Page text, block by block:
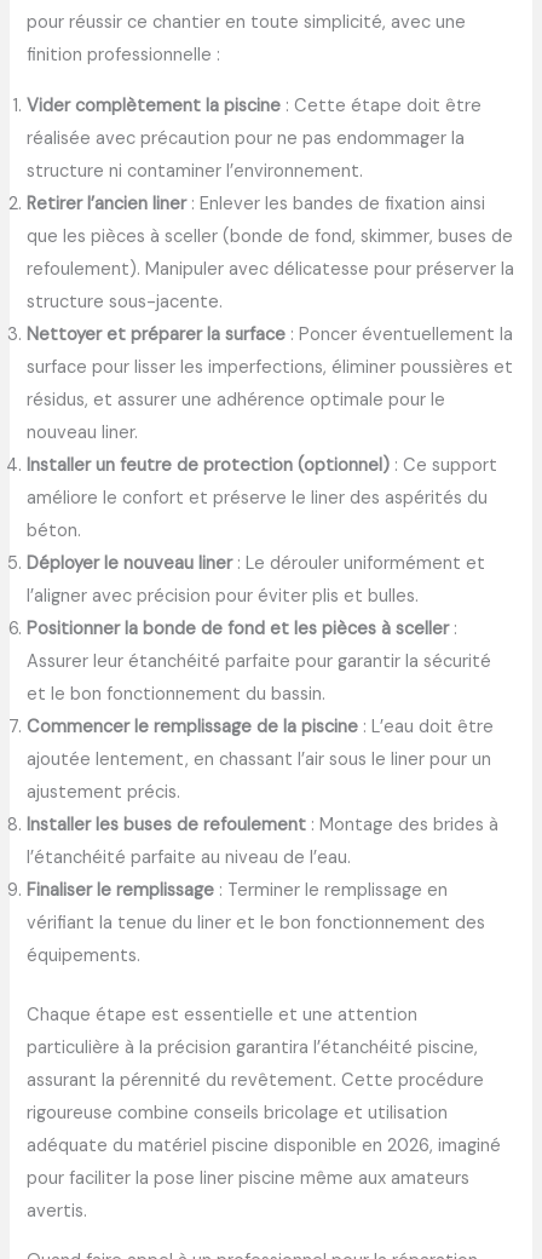
pour réussir ce chantier en toute simplicité, avec une
finition professionnelle :
Vider complètement la piscine : Cette étape doit être
réalisée avec précaution pour ne pas endommager la
structure ni contaminer l’environnement.
Retirer l’ancien liner: Enlever les bandes de fixation ainsi
que les pièces à sceller (bonde de fond, skimmer, buses de
refoulement). Manipuler avec délicatesse pour préserver la
structure sous-jacente.
Nettoyer et préparer la surface : Poncer éventuellement la
surface pour lisser les imperfections, éliminer poussières et
résidus, et assurer une adhérence optimale pour le
nouveau liner.
Installer un feutre de protection (optionnel) : Ce support
améliore le confort et préserve le liner des aspérités du
béton.
Déployer le nouveau liner: Le dérouler uniformément et
l’aligner avec précision pour éviter plis et bulles.
Positionner la bonde de fond et les pièces à sceller:
Assurer leur étanchéité parfaite pour garantir la sécurité
et le bon fonctionnement du bassin.
Commencer le remplissage de la piscine : L’eau doit être
ajoutée lentement, en chassant l’air sous le liner pour un
ajustement précis.
Installer les buses de refoulement : Montage des brides à
l’étanchéité parfaite au niveau de l’eau.
Finaliser le remplissage : Terminer le remplissage en
vérifiant la tenue du liner et le bon fonctionnement des
équipements.
Chaque étape est essentielle et une attention
particulière à la précision garantira l’étanchéité piscine,
assurant la pérennité du revêtement. Cette procédure
rigoureuse combine conseils bricolage et utilisation
adéquate du matériel piscine disponible en 2026, imaginé
pour faciliter la pose liner piscine même aux amateurs
avertis.